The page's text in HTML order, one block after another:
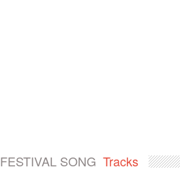
FESTIVAL SONG Tracks